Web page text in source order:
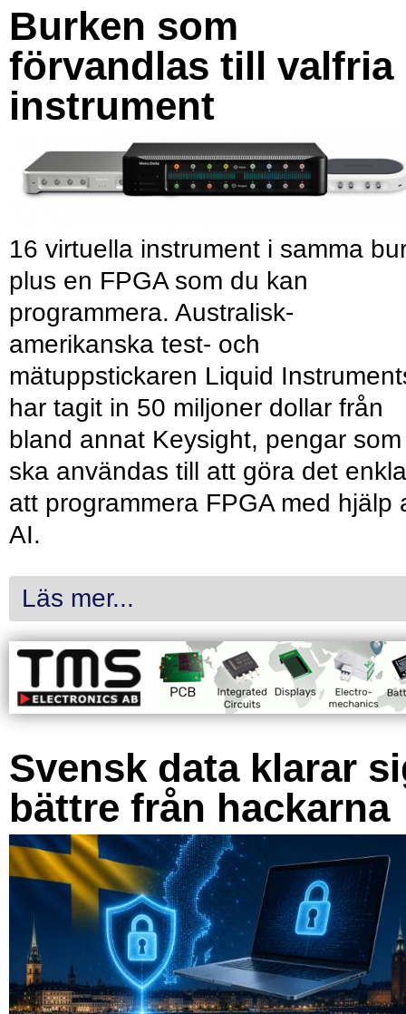
Burken som
förvandlas till valfria
instrument
16 virtuella instrument i samma
plus en FPGA som du kan
programmera. Australisk-
amerikanska test- och
mätuppstickaren Liquid
har tagit in 50 miljoner dollar från
bland annat Keysight, pengar som
ska användas till att göra det
att programmera FPGA med hjälp
AI.
Läs mer...
Svensk data klarar
bättre från hackarna